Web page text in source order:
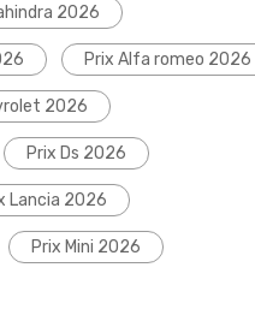
2026
Prix Alfa romeo 2026
2026
Prix Ds 2026
Lancia 2026
Prix Mini 2026